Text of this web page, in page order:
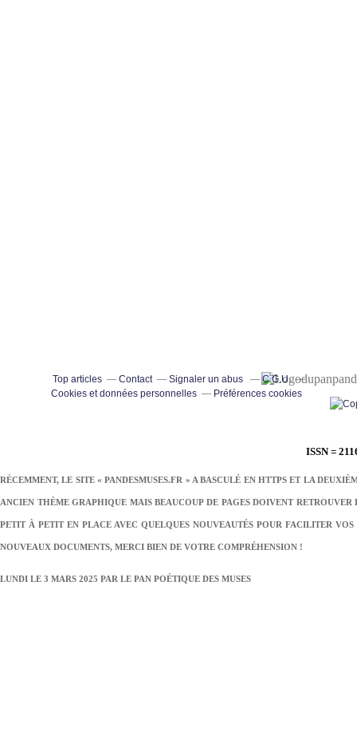
ISSN =
RÉCEMMENT, LE SITE « PANDESMUSES.FR » A BASCULÉ EN HTTPS ET LA
ANCIEN THÈME GRAPHIQUE MAIS BEAUCOUP DE PAGES DOIVENT
PETIT À PETIT EN PLACE AVEC QUELQUES NOUVEAUTÉS POUR FACILITER
NOUVEAUX DOCUMENTS, MERCI BIEN DE VOTRE COMPRÉHENSION !
LUNDI LE 3 MARS 2025 PAR LE PAN POÉTIQUE DES MUSES
Top articles Contact Signaler un abus
C.G.U.
Cookies et données personnelles
Préférences cookies